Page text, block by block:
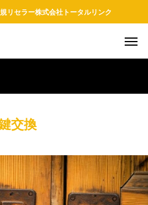
リセラー株式会社トータルリンク
交換